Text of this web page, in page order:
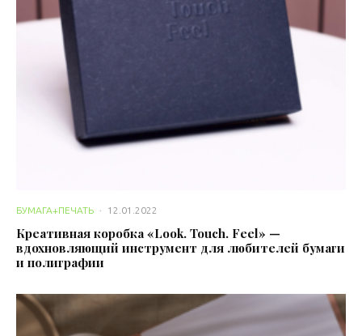
БУМАГА+ПЕЧАТЬ · 12.01.2022
Креативная коробка «Look. Touch. Feel» —
вдохновляющий инструмент для любителей бумаги
и полиграфии